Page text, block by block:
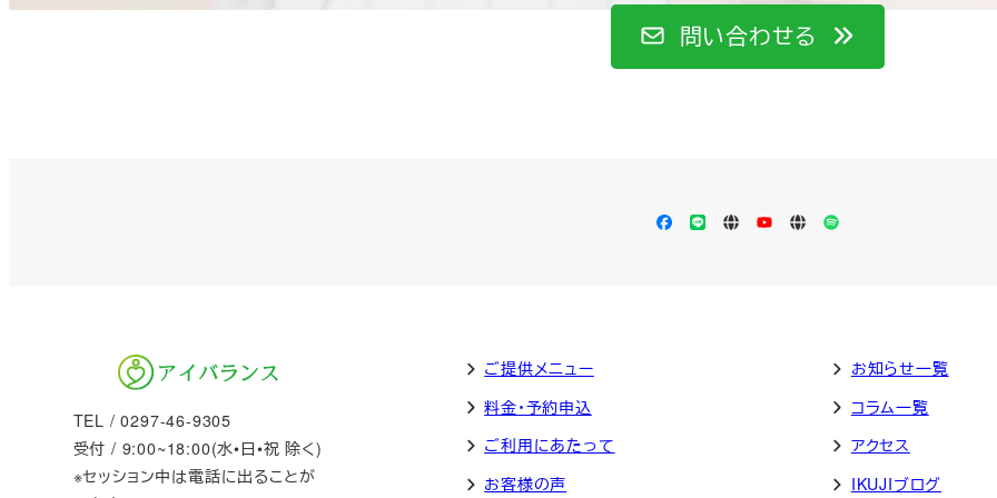
問い合わせる
Facebook
LINEApple
Podcast
YouTube
LISTENSpotify
TEL / 0297-46-9305
受付 / 9:00~18:00(水•日•祝 除く)
※セッション中は電話に出ることが
ご提供メニュー
料金・予約申込
ご利用にあたって
お客様の声
お知らせ一覧
コラム一覧
アクセス
IKUJIブログ